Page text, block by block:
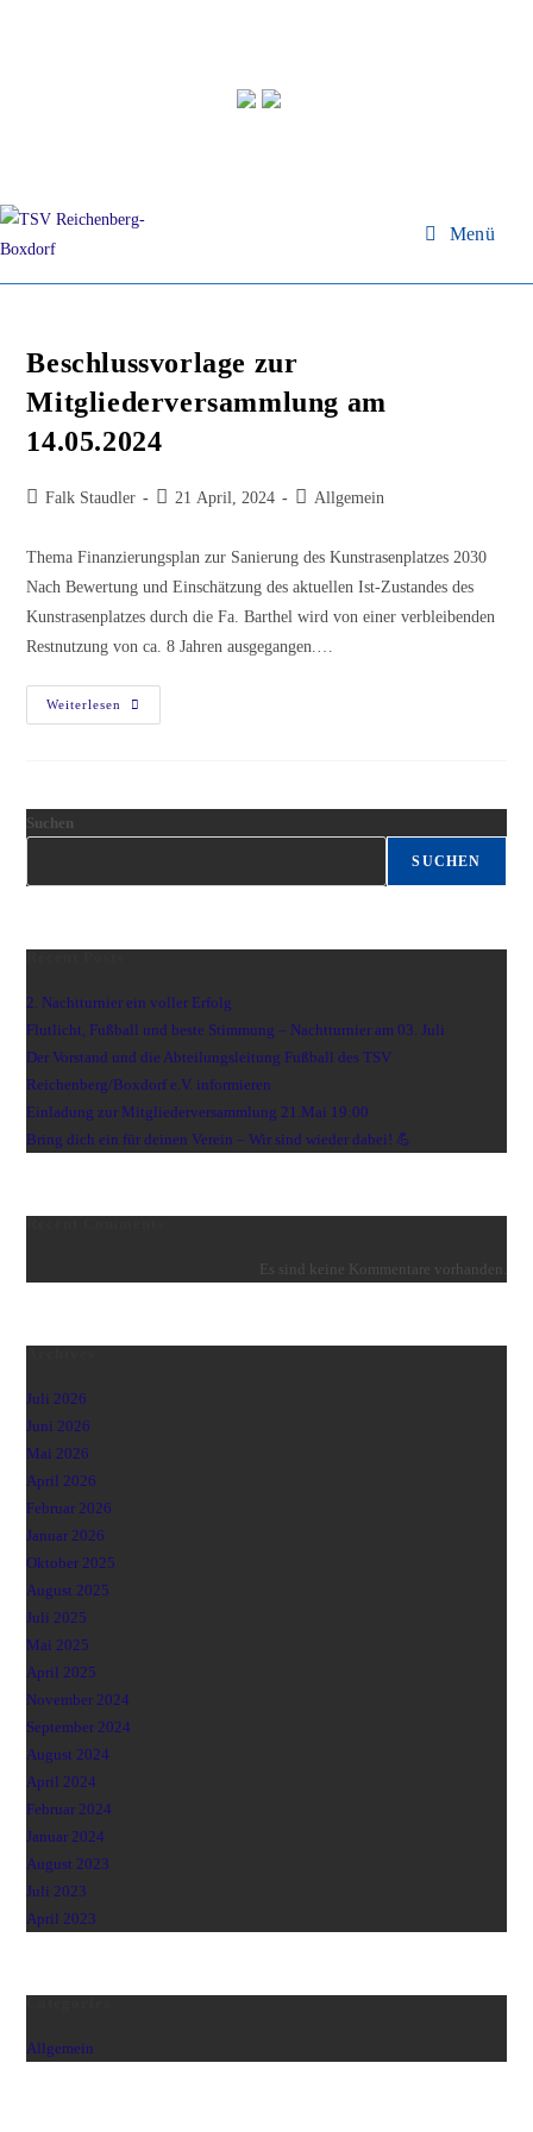
Menü
Beschlussvorlage zur
Mitgliederversammlung am
14.05.2024
Falk Staudler 21 April, 2024 Allgemein
Thema Finanzierungsplan zur Sanierung des Kunstrasenplatzes 2030
Nach Bewertung und Einschätzung des aktuellen Ist-Zustandes des
Kunstrasenplatzes durch die Fa. Barthel wird von einer verbleibenden
Restnutzung von ca. 8 Jahren ausgegangen.…
Weiterlesen
Suchen
SUCHEN
2. Nachtturnier ein voller Erfolg
Flutlicht, Fußball und beste Stimmung – Nachtturnier am 03. Juli
Der Vorstand und die Abteilungsleitung Fußball des TSV
Reichenberg/Boxdorf e.V. informieren
Einladung zur Mitgliederversammlung 21.Mai 19:00
Bring dich ein für deinen Verein – Wir sind wieder dabei! 💪
Es sind keine Kommentare vorhanden.
Juli 2026
Juni 2026
Mai 2026
April 2026
Februar 2026
Januar 2026
Oktober 2025
August 2025
Juli 2025
Mai 2025
April 2025
November 2024
September 2024
August 2024
April 2024
Februar 2024
Januar 2024
August 2023
Juli 2023
April 2023
Allgemein